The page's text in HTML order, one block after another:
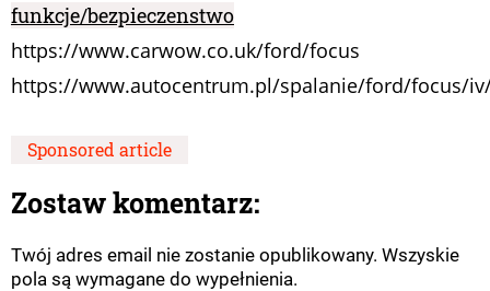
funkcje/bezpieczenstwo
https://www.carwow.co.uk/ford/focus
https://www.autocentrum.pl/spalanie/ford/focus/
Sponsored article
Zostaw komentarz:
Twój adres email nie zostanie opublikowany. Wszyskie
pola są wymagane do wypełnienia.